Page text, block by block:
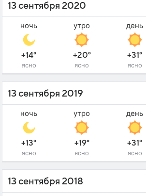
13 сентября 2020
ночь
+14°
ясно
утро
+20°
ясно
день
+31°
ясно
13 сентября 2019
ночь
+13°
ясно
утро
+19°
ясно
день
+31°
ясно
13 сентября 2018